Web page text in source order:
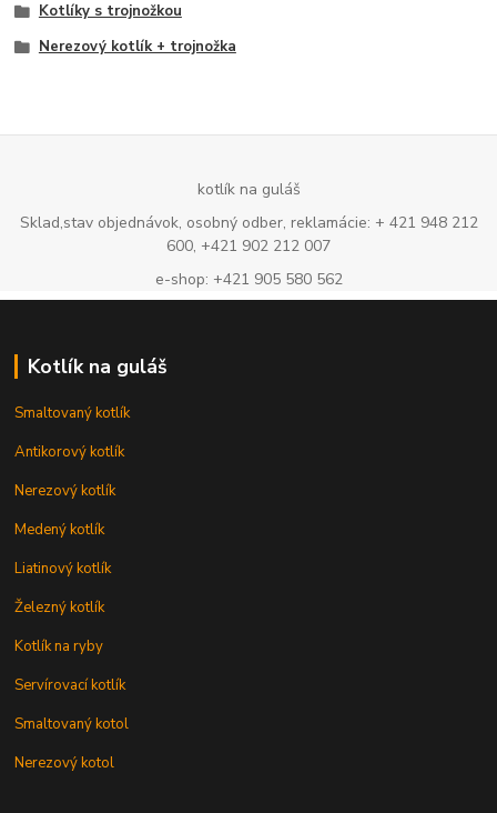
Kotlíky s trojnožkou
Nerezový kotlík + trojnožka
kotlík na guláš
Sklad,stav objednávok, osobný odber, reklamácie: + 421 948 212
600, +421 902 212 007
e-shop: +421 905 580 562
Kotlík na guláš
Smaltovaný kotlík
Antikorový kotlík
Nerezový kotlík
Medený kotlík
Liatinový kotlík
Železný kotlík
Kotlík na ryby
Servírovací kotlík
Smaltovaný kotol
Nerezový kotol